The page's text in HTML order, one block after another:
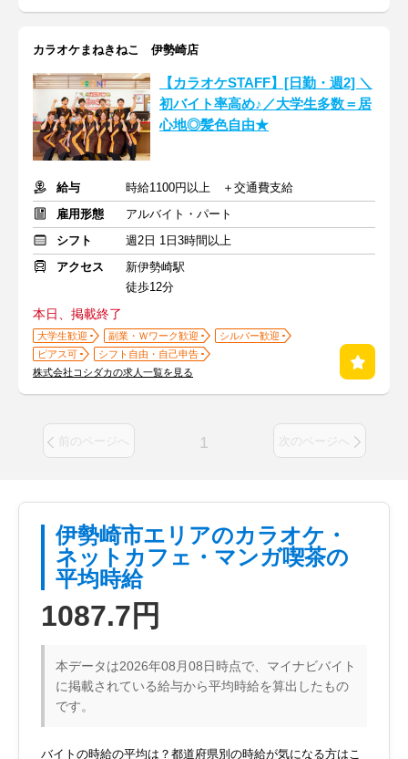
カラオケまねきねこ 伊勢崎店
【カラオケSTAFF】[日勤・週2] ＼
初バイト率高め♪／大学生多数＝居
心地◎髪色自由★
給与
時給1100円以上 ＋交通費支給
雇用形態
アルバイト・パート
シフト
週2日 1日3時間以上
アクセス
新伊勢崎駅
徒歩12分
本日、掲載終了
大学生歓迎 副業・Ｗワーク歓迎
シルバー歓迎
ピアス可
シフト自由・自己申告
株式会社コシダカの求人一覧を見る
前のページへ 1 次のページへ
伊勢崎市エリアのカラオケ・
ネットカフェ・マンガ喫茶の
平均時給
1087.7円
本データは2026年08月08日時点で、マイナビバイト
に掲載されている給与から平均時給を算出したもの
です。
バイトの時給の平均は？都道府県別の時給が気になる方はこ